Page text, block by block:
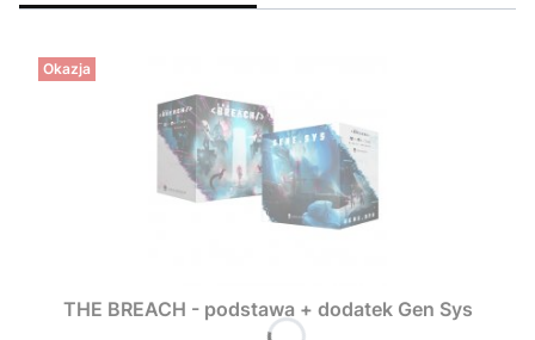
Okazja
THE BREACH - podstawa + dodatek Gen Sys